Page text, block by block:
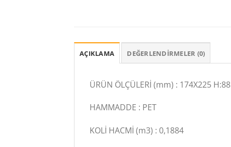
AÇIKLAMA DEĞERLENDIRMELER (0)
ÜRÜN ÖLÇÜLERİ (mm) : 174X225 H:88
HAMMADDE : PET
KOLİ HACMİ (m3) : 0,1884